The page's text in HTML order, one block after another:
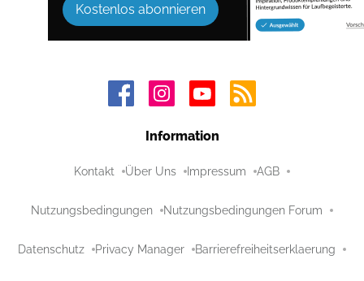
Kostenlos abonnieren
Information
Kontakt Über Uns Impressum AGB
Nutzungsbedingungen Nutzungsbedingungen Forum
Datenschutz Privacy Manager Barrierefreiheitserklaerung